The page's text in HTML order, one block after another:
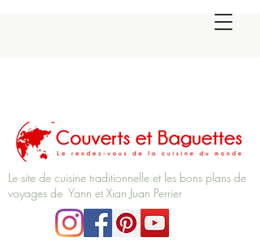
Le site de cuisine traditionnelle et les bons plans de
voyages de Yann et Xian Juan Perrier